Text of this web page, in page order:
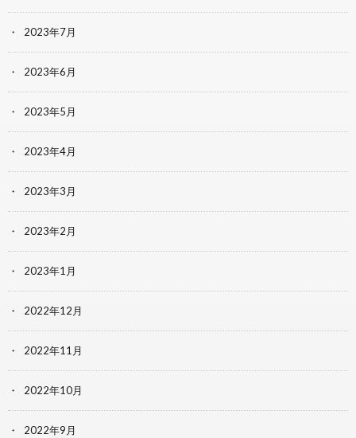
2023年7月
2023年6月
2023年5月
2023年4月
2023年3月
2023年2月
2023年1月
2022年12月
2022年11月
2022年10月
2022年9月